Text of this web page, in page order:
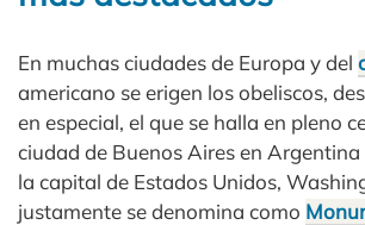
En muchas ciudades de Europa y del
americano se erigen los obeliscos,
en especial, el que se halla en pleno
ciudad de Buenos Aires en
la capital de Estados Unidos,
justamente se denomina como